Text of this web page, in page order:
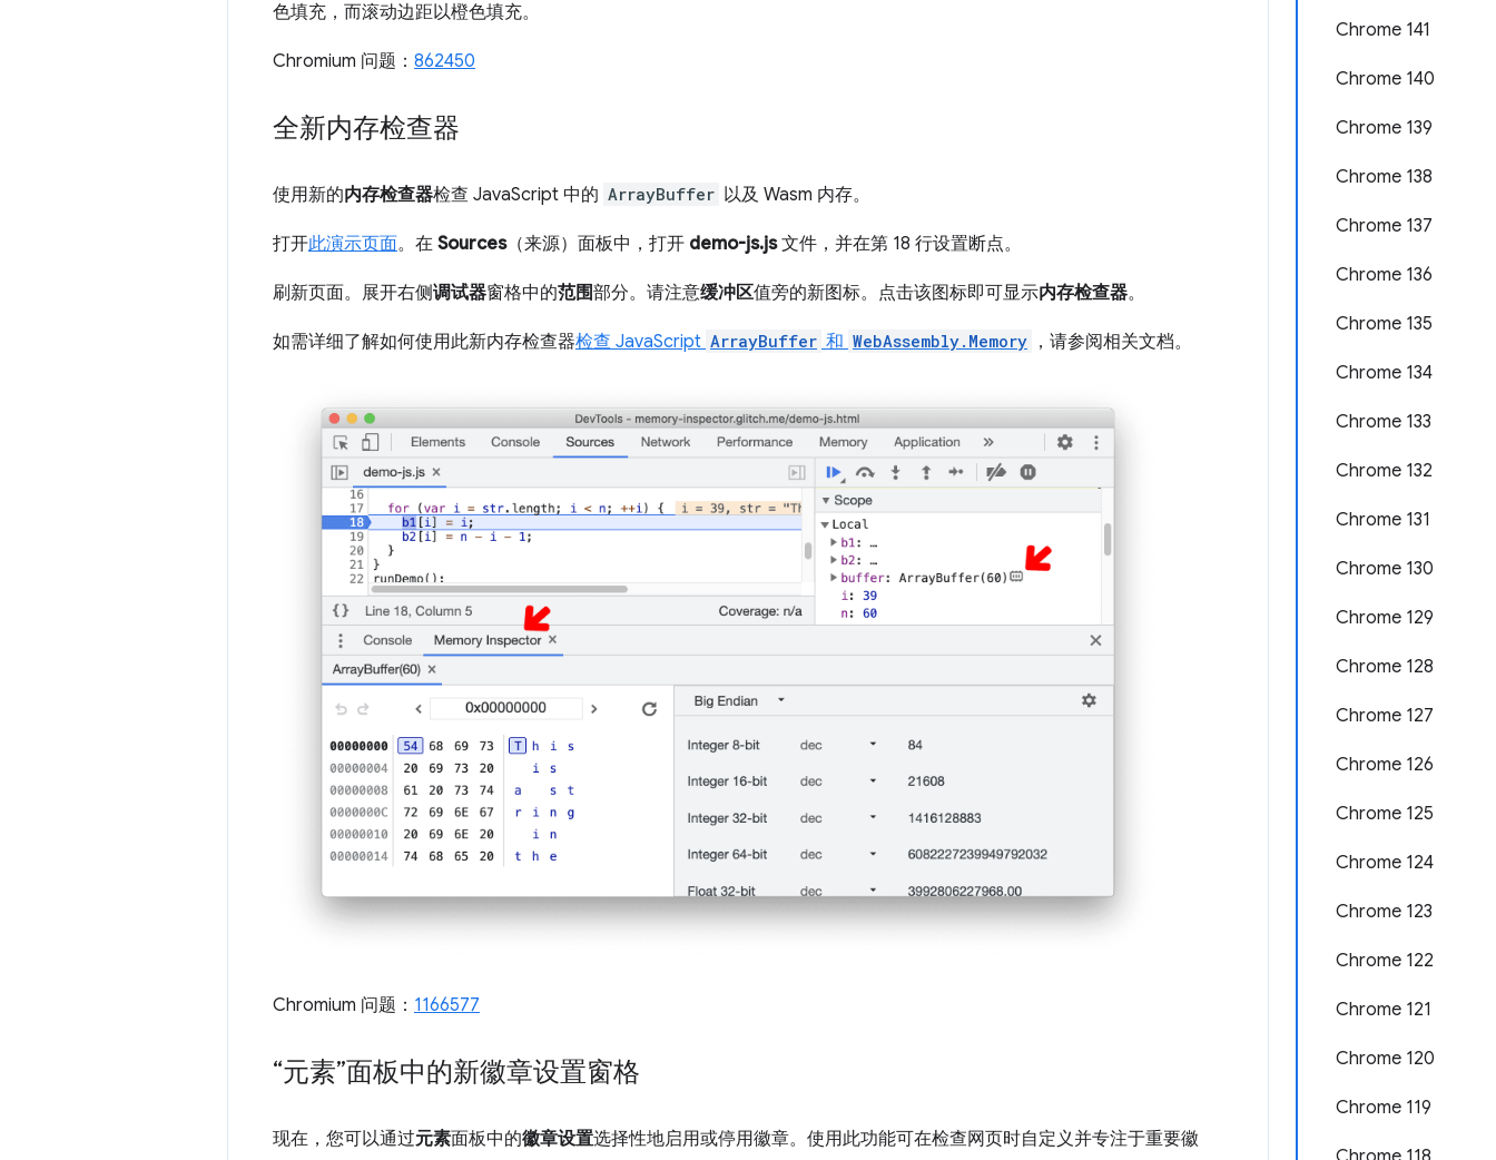
Chrome 141
Chrome 140
Chrome 139
Chrome 138
Chrome 137
Chrome 136
Chrome 135
Chrome 134
Chrome 133
Chrome 132
Chrome 131
Chrome 130
Chrome 129
Chrome 128
Chrome 127
Chrome 126
Chrome 125
Chrome 124
Chrome 123
Chrome 122
Chrome 121
Chrome 120
Chrome 119
色填充，而滚动边距以橙色填充。
Chromium 问题： 862450
全新内存检查器
使用新的内存检查器检查 JavaScript 中的 ArrayBuffer 以及 Wasm 内存。
打开此演示页面。在 Sources（来源）面板中，打开 demo-js.js文件，并在第 18 行设置断点。
刷新页面。展开右侧调试器窗格中的范围部分。请注意缓冲区值旁的新图标。点击该图标即可显示内存检查器。
如需详细了解如何使用此新内存检查器检查 JavaScript ArrayBuffer 和 WebAssembly.Memory ，请参阅相关文档。
Chromium 问题： 1166577
“元素”面板中的新徽章设置窗格
现在，您可以通过元素面板中的徽章设置选择性地启用或停用徽章。使用此功能可在检查网页时自定义并专注于重要徽